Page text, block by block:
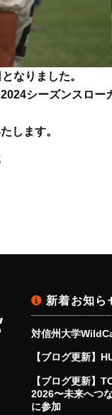
なりました。
シーズンスロ
します。
新着お知ら
対信州大学
【ブログ更新】
【ブログ更新】
2026〜未来へつ
に参加